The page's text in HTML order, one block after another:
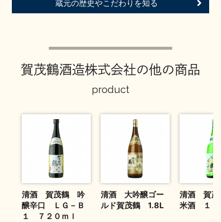
蔵元の歴史やこだわりを知る
賀茂鶴酒造株式会社の他の商品
product
清酒 賀茂鶴 吟
醸辛口 ＬＧ－Ｂ
１ ７２０ｍｌ
清酒 大吟醸ゴー
ルド賀茂鶴 1.8L
清酒 賀
米酒 １．